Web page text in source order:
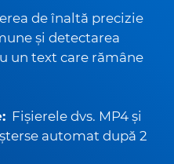
de înaltă precizie
și detectarea
un text care rămâne
Fișierele dvs. MP4 și
automat după 2